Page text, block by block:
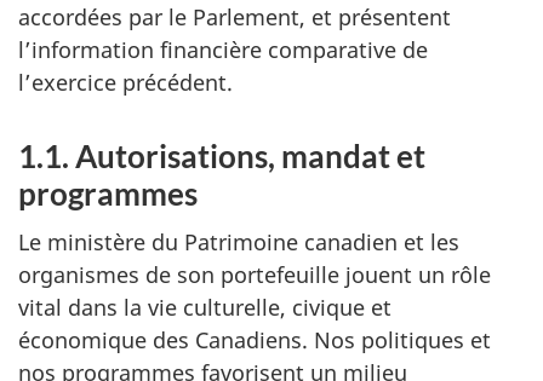
accordées par le Parlement, et présentent
l’information financière comparative de
l’exercice précédent.
1.1. Autorisations, mandat et
programmes
Le ministère du Patrimoine canadien et les
organismes de son portefeuille jouent un rôle
vital dans la vie culturelle, civique et
économique des Canadiens. Nos politiques et
nos programmes favorisent un milieu